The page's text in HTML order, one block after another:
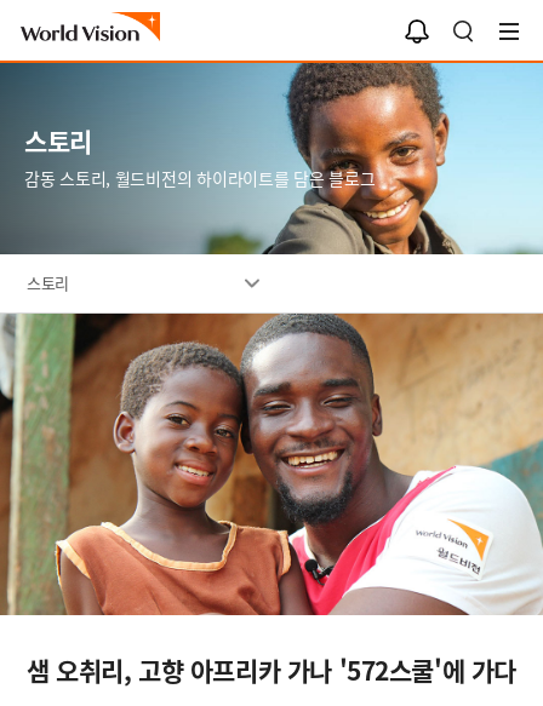
검
색
알
림
함
스토리
감동 스토리, 월드비전의 하이라이트를 담은 블로그
스토리
이
미
지
설
명
샘 오취리, 고향 아프리카 가나 '572스쿨'에 가다